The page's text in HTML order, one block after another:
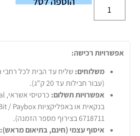
אפשרויות רכישה:
משלוחים:
(עבור חבילות עד 20 ק"ג).
אפשרויות תשלום:
6718711 בצירוף מספר הזמנה).
איסוף עצמי (חינם, בתיאום מראש):